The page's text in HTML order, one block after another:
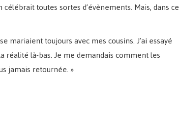
toutes sortes d’évènements. Mais, dans ce
mariaient toujours avec mes cousins. J’ai essayé
réalité là-bas. Je me demandais comment les
jamais retournée. »